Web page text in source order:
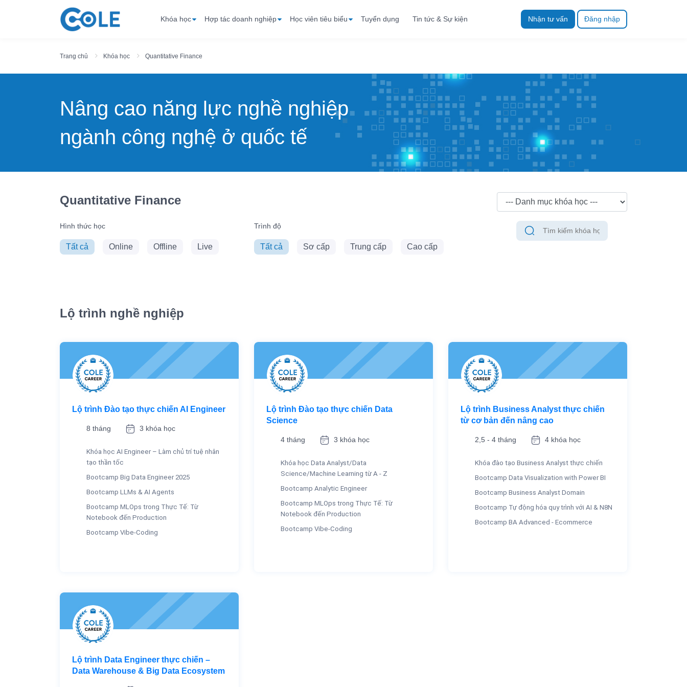
Khóa học Hợp tác doanh nghiệp Học viên tiêu biểu Tuyển dụng Tin tức & Sự kiện Nhận tư vấn Đăng nhập
Trang chủ Khóa học Quantitative Finance
Nâng cao năng lực nghề nghiệp
ngành công nghệ ở quốc tế
Quantitative Finance
Hình thức học
Tất cả Online Offline Live
Trình độ
Tất cả Sơ cấp Trung cấp Cao cấp
Lộ trình nghề nghiệp
Lộ trình Đào tạo thực chiến AI Engineer
8 tháng 3 khóa học
Khóa học AI Engineer – Làm chủ trí tuệ nhân
tạo thần tốc
Bootcamp Big Data Engineer 2025
Bootcamp LLMs & AI Agents
Bootcamp MLOps trong Thực Tế: Từ
Notebook đến Production
Bootcamp Vibe-Coding
Lộ trình Đào tạo thực chiến Data
Science
4 tháng 3 khóa học
Khóa học Data Analyst/Data
Science/Machine Learning từ A - Z
Bootcamp Analytic Engineer
Bootcamp MLOps trong Thực Tế: Từ
Notebook đến Production
Bootcamp Vibe-Coding
Lộ trình Business Analyst thực chiến
từ cơ bản đến nâng cao
2,5 - 4 tháng 4 khóa học
Khóa đào tạo Business Analyst thực chiến
Bootcamp Data Visualization with Power BI
Bootcamp Business Analyst Domain
Bootcamp Tự động hóa quy trình với AI & N8N
Bootcamp BA Advanced - Ecommerce
Lộ trình Data Engineer thực chiến –
Data Warehouse & Big Data Ecosystem